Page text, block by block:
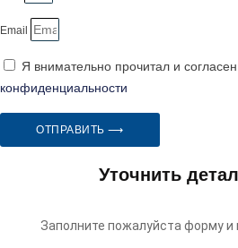
Email
Я внимательно прочитал и
конфиденциальности
ОТПРАВИТЬ ⟶
Уточнить
Заполните пожалуйста форму